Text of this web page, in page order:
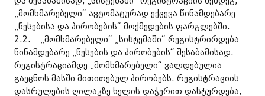
„მომხმარებელი“ ავტომატურად ექცევა წინამდებარე
„წესებისა და პირობების“ მოქმედების ფარგლებში.
2.2. „მომხმარებელი“ „სისტემაში“ რეგისტრირდება
წინამდებარე „წესების და პირობების“ შესაბამისად.
რეგისტრაციამდე „მომხმარებელი“ ვალდებულია
გაეცნოს მასში მითითებულ პირობებს. რეგისტრაციის
დასრულების ღილაკზე ხელის დაჭერით დასტურდება,